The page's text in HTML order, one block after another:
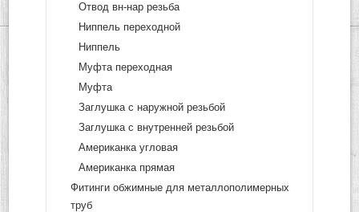
Отвод вн-нар резьба
Ниппель переходной
Ниппель
Муфта переходная
Муфта
Заглушка с наружной резьбой
Заглушка с внутренней резьбой
Американка угловая
Американка прямая
Фитинги обжимные для металлополимерных
труб